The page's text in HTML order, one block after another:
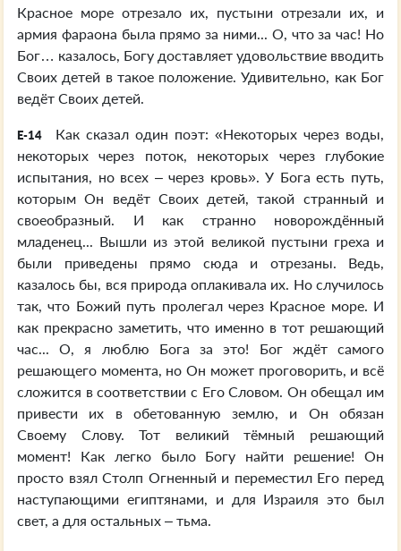
Красное море отрезало их, пустыни отрезали их, и
армия фараона была прямо за ними... О, что за час! Но
Бог… казалось, Богу доставляет удовольствие вводить
Своих детей в такое положение. Удивительно, как Бог
ведёт Своих детей.
E-14
Как сказал один поэт: «Некоторых через воды,
некоторых через поток, некоторых через глубокие
испытания, но всех – через кровь». У Бога есть путь,
которым Он ведёт Своих детей, такой странный и
своеобразный. И как странно новорождённый
младенец... Вышли из этой великой пустыни греха и
были приведены прямо сюда и отрезаны. Ведь,
казалось бы, вся природа оплакивала их. Но случилось
так, что Божий путь пролегал через Красное море. И
как прекрасно заметить, что именно в тот решающий
час... О, я люблю Бога за это! Бог ждёт самого
решающего момента, но Он может проговорить, и всё
сложится в соответствии с Его Словом. Он обещал им
привести их в обетованную землю, и Он обязан
Своему Слову. Тот великий тёмный решающий
момент! Как легко было Богу найти решение! Он
просто взял Столп Огненный и переместил Его перед
наступающими египтянами, и для Израиля это был
свет, а для остальных – тьма.